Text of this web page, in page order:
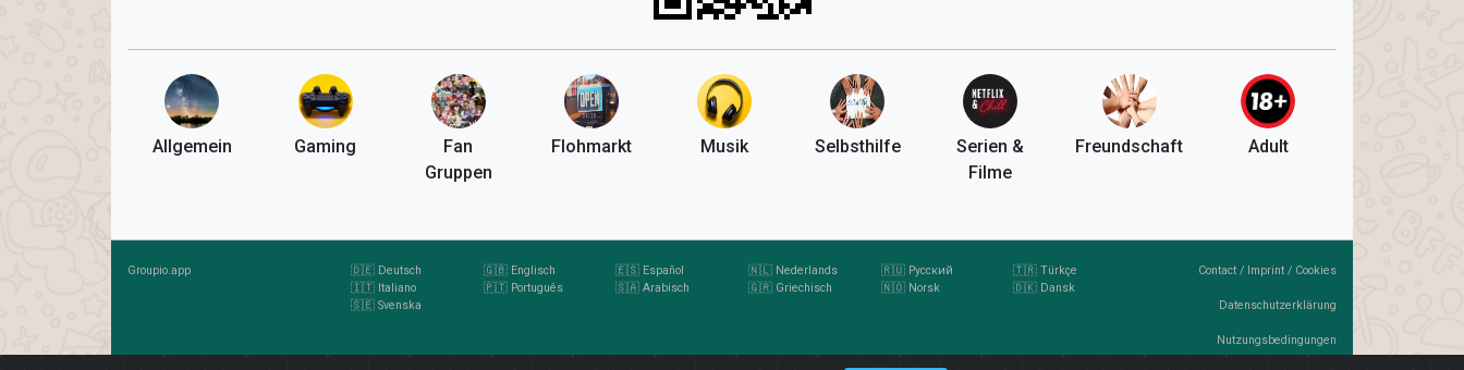
Allgemein Gaming
Fan
Gruppen
Flohmarkt Musik Selbsthilfe
Serien &
Filme
Freundschaft Adult
Groupio.app 🇩🇪 Deutsch 🇬🇧 Englisch 🇪🇸 Español 🇳🇱 Nederlands 🇷🇺 Pусский
🇹🇷 Türkçe
🇮🇹 Italiano
🇵🇹 Português 🇸🇦 Arabisch 🇬🇷 Griechisch 🇳🇴 Norsk
🇩🇰 Dansk
🇸🇪 Svenska
Contact / Imprint / Cookies
Datenschutzerklärung
Nutzungsbedingungen